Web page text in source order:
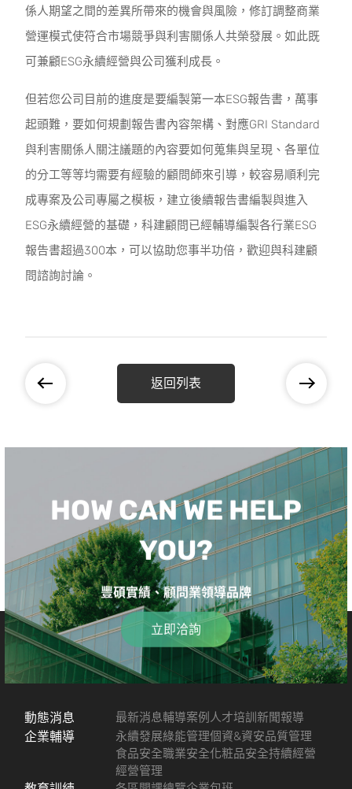
係人期望之間的差異所帶來的機會與風險，修訂調整商業
營運模式使符合市場競爭與利害關係人共榮發展。如此既
可兼顧ESG永續經營與公司獲利成長。
但若您公司目前的進度是要編製第一本ESG報告書，萬事
起頭難，要如何規劃報告書內容架構、對應GRI Standard
與利害關係人關注議題的內容要如何蒐集與呈現、各單位
的分工等等均需要有經驗的顧問師來引導，較容易順利完
成專案及公司專屬之模板，建立後續報告書編製與進入
ESG永續經營的基礎，科建顧問已經輔導編製各行業ESG
報告書超過300本，可以協助您事半功倍，歡迎與科建顧
問諮詢討論。
返回列表
HOW CAN WE HELP
YOU?
豐碩實績、顧問業領導品牌
立即洽詢
動態消息 最新消息輔導案例 人才培訓新聞報導
企業輔導 永續發展綠能管理個資&資安品質管理
食品安全職業安全化粧品安全持續經營
經營管理